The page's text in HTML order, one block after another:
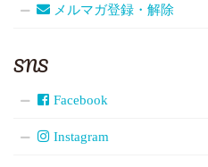
メルマガ登録・解除
SNS
Facebook
Instagram